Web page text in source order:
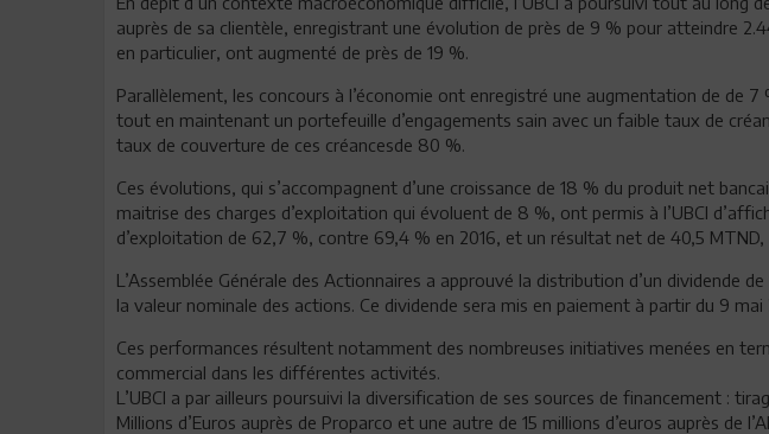
auprès de sa clientèle, enregistrant une évolution de près de 9 % pour atteindre
en particulier, ont augmenté de près de 19 %.
Parallèlement, les concours à l’économie ont enregistré une augmentation de de
tout en maintenant un portefeuille d’engagements sain avec un faible taux de
taux de couverture de ces créancesde 80 %.
Ces évolutions, qui s’accompagnent d’une croissance de 18 % du produit net
maitrise des charges d’exploitation qui évoluent de 8 %, ont permis à l’UBCI
d’exploitation de 62,7 %, contre 69,4 % en 2016, et un résultat net de 40,5
L’Assemblée Générale des Actionnaires a approuvé la distribution d’un dividende
la valeur nominale des actions. Ce dividende sera mis en paiement à partir du 9 mai
Ces performances résultent notamment des nombreuses initiatives menées en
commercial dans les différentes activités.
L’UBCI a par ailleurs poursuivi la diversification de ses sources de financement :
Millions d’Euros auprès de Proparco et une autre de 15 millions d’euros auprès de